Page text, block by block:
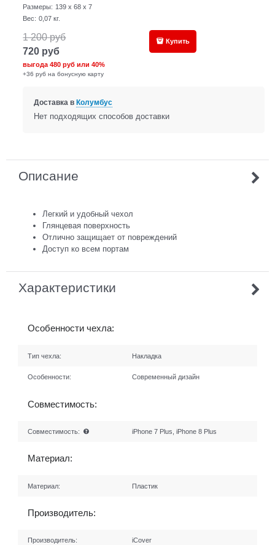
Размеры: 139 x 68 x 7
Вес: 0,07 кг.
1 200 руб
720 руб
выгода480 руб или40%
+36 руб на бонусную карту
Купить
Доставка в Колумбус
Нет подходящих способов доставки
Описание
Легкий и удобный чехол
Глянцевая поверхность
Отлично защищает от повреждений
Доступ ко всем портам
Характеристики
Особенности чехла:
Тип чехла: Накладка
Особенности: Современный дизайн
Совместимость:
Совместимость: iPhone 7 Plus, iPhone 8 Plus
Материал:
Материал: Пластик
Производитель:
Производитель: iCover